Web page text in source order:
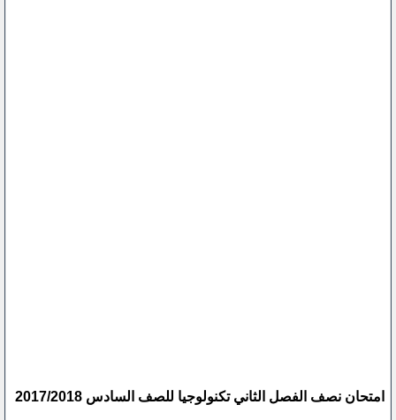
امتحان نصف الفصل الثاني تكنولوجيا للصف السادس 2017/2018